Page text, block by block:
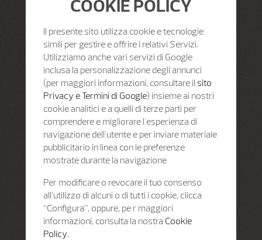
COOKIE POLICY
Il presente sito utilizza cookie e tecnologie
simili per gestire e offrire i relativi Servizi.
Utilizziamo anche vari servizi di Google
inclusa la personalizzazione degli annunci
(per maggiori informazioni, consultare il sito
Privacy e Termini di Google) insieme ai nostri
cookie analitici e a quelli di terze parti per
comprendere e migliorare l'esperienza di
navigazione dell'utente e per inviare materiale
pubblicitario in linea con le preferenze
mostrate durante la navigazione
Per modificare o revocare il tuo consenso
all’utilizzo di alcuni o di tutti i cookie, clicca
“Configura”, oppure, pe r maggiori
informazioni, consulta la nostra Cookie
Policy.